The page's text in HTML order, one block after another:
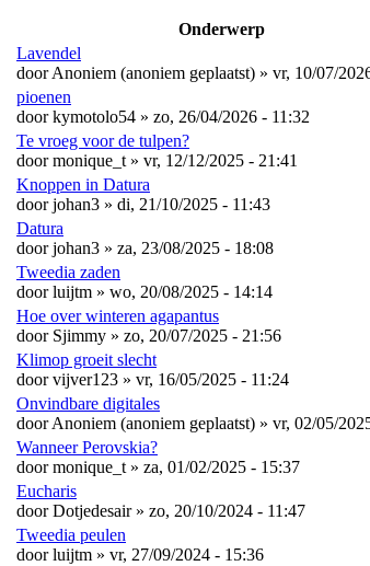
Onderwerp
Lavendel
doorAnoniem (anoniem geplaatst) » vr, 10/07/
pioenen
doorkymotolo54 » zo, 26/04/2026 - 11:32
Te vroeg voor de tulpen?
doormonique_t » vr, 12/12/2025 - 21:41
Knoppen in Datura
doorjohan3 » di, 21/10/2025 - 11:43
Datura
doorjohan3 » za, 23/08/2025 - 18:08
Tweedia zaden
doorluijtm » wo, 20/08/2025 - 14:14
Hoe over winteren agapantus
door Sjimmy » zo, 20/07/2025 - 21:56
Klimop groeit slecht
doorvijver123 » vr, 16/05/2025 - 11:24
Onvindbare digitales
doorAnoniem (anoniem geplaatst) » vr, 02/05/
Wanneer Perovskia?
doormonique_t » za, 01/02/2025 - 15:37
Eucharis
doorDotjedesair» zo, 20/10/2024 - 11:47
Tweedia peulen
doorluijtm » vr, 27/09/2024 - 15:36